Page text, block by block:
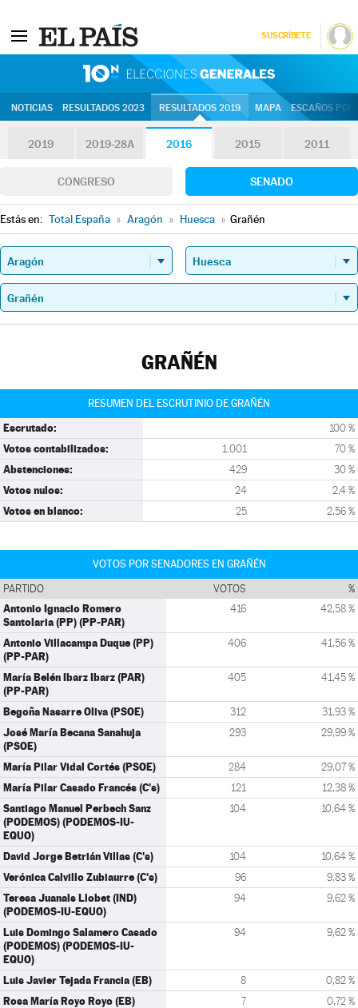
SUSCRÍBETE
NOTICIAS RESULTADOS 2023 RESULTADOS 2019 MAPA ESCAÑOS
2019 2019-28A 2016 2015 2011
CONGRESO SENADO
Estás en: Total España » Aragón » Huesca » Grañén
GRAÑÉN
RESUMEN DEL ESCRUTINIO DE GRAÑÉN
Escrutado: 100 %
Votos contabilizados: 1.001 70 %
Abstenciones: 429 30 %
Votos nulos: 24 2,4 %
Votos en blanco: 25 2,56 %
VOTOS POR SENADORES EN GRAÑÉN
PARTIDO VOTOS %
Antonio Ignacio Romero
Santolaria (PP) (PP-PAR)
416 42,58 %
Antonio Villacampa Duque (PP)
(PP-PAR)
406 41,56 %
María Belén Ibarz Ibarz (PAR)
(PP-PAR)
405 41,45 %
Begoña Nasarre Oliva (PSOE) 312 31,93 %
José María Becana Sanahuja
(PSOE)
293 29,99 %
María Pilar Vidal Cortés (PSOE) 284 29,07 %
María Pilar Casado Francés (C's) 121 12,38 %
Santiago Manuel Perbech Sanz
(PODEMOS) (PODEMOS-IU-
EQUO)
104 10,64 %
David Jorge Betrián Villas (C's) 104 10,64 %
Verónica Calvillo Zubiaurre (C's) 96 9,83 %
Teresa Juanals Llobet (IND)
(PODEMOS-IU-EQUO)
94 9,62 %
Luis Domingo Salamero Casado
(PODEMOS) (PODEMOS-IU-
EQUO)
94 9,62 %
Luis Javier Tejada Francia (EB) 8 0,82 %
Rosa María Royo Royo (EB) 7 0,72 %